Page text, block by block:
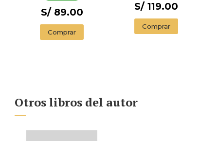
S/ 89.00
Comprar
S/ 119.00
Comprar
Otros libros del autor